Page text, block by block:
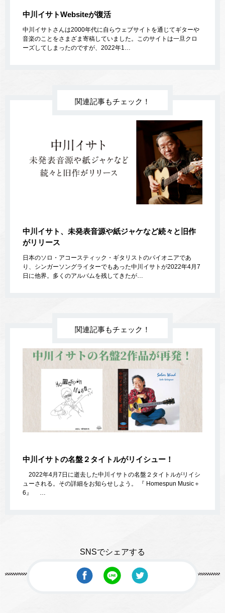
中川イサトWebsiteが復活
中川イサトさんは2000年代に自らウェブサイトを通じてギターや
音楽のことをさまざま寄稿していました。このサイトは一旦クロ
ーズしてしまったのですが、2022年1…
関連記事もチェック！
中川イサト、未発表音源や紙ジャケなど続々と旧作
がリリース
日本のソロ・アコースティック・ギタリストのパイオニアであ
り、シンガーソングライターでもあった中川イサトが2022年4月7
日に他界。多くのアルバムを残してきたが…
関連記事もチェック！
中川イサトの名盤２タイトルがリイシュー！
2022年4月7日に逝去した中川イサトの名盤２タイトルがリイシ
ューされる。その詳細をお知らせしよう。 『 Homespun Music＋
6』 …
SNSでシェアする